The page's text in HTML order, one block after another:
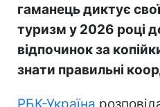
гаманець диктує
туризм у 2026 році
відпочинок за
знати правильні
РБК-Україна